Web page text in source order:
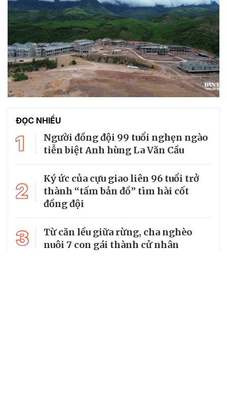
ĐỌC NHIỀU
1
Người đồng đội 99 tuổi nghẹn ngào
tiễn biệt Anh hùng La Văn Cầu
2
Ký ức của cựu giao liên 96 tuổi trở
thành “tấm bản đồ” tìm hài cốt
đồng đội
3
Từ căn lều giữa rừng, cha nghèo
nuôi 7 con gái thành cử nhân